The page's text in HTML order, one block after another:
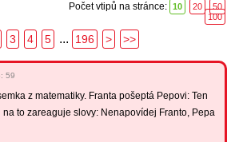
Počet vtipů na stránce: 10 20
50
100
3 4 5 ... 196 > >>
59
z matematiky. Franta pošeptá Pepovi: Ten
to zareaguje slovy: Nenapovídej Franto, Pepa